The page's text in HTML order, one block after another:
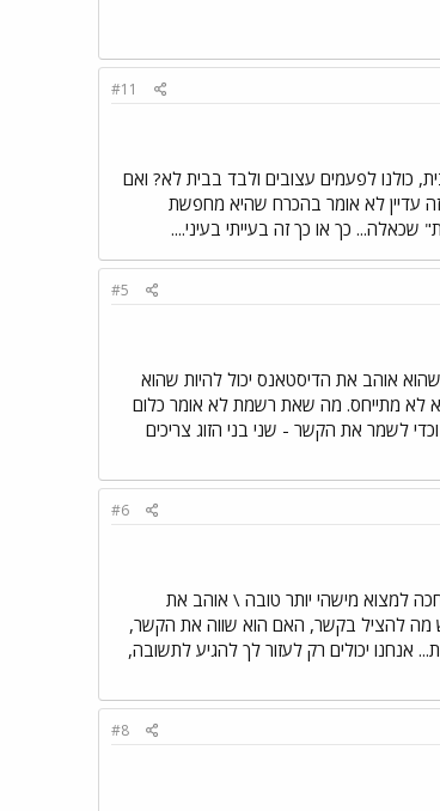
#11
כולנו לפעמים עצובים ולבד בבית לא? ואם
עדיין לא אומר בהכרח שהיא מחפשת
כך או כך זה בעייתי בעיני....
#5
אוהב את הדיסטאנס יכול להיות שהוא
לא מתייחס. מה שאת רשמת לא אומר כלום
לשמר את הקשר - שני בני הזוג צריכים
#6
\ מחכה למצוא מישהי יותר טובה \ אוהב את
יש מה להציל בקשר, האם הוא שווה את הקשר,
יכולים רק לעזור לך להגיע לתשובה,
#8